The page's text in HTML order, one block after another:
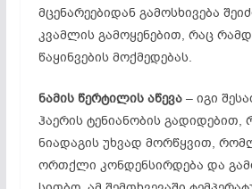
მცენარეებიდან გამოსხივება
კვამლის გამოყენებით, რაც
წაყინვების მოქმედებას.
ნამის წერტილის აწევა– იგი
ჰაერის ტენიანობის გადიდებით,
ნიადაგის უხვად მორწყვით,
ორთქლი კონდენსირდება და